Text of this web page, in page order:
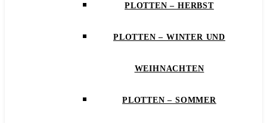
PLOTTEN – HERBST
PLOTTEN – WINTER UND
WEIHNACHTEN
PLOTTEN – SOMMER